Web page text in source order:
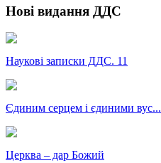
Нові видання ДДС
Наукові записки ДДС. 11
Єдиним серцем і єдиними вус...
Церква – дар Божий